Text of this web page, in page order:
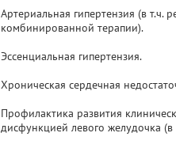
Артериальная гипертензия (в т.ч.
комбинированной терапии).
Эссенциальная гипертензия.
Хроническая сердечная
Профилактика развития
дисфункцией левого желудочка